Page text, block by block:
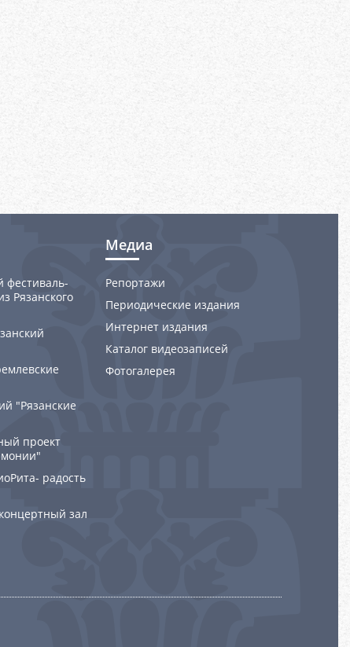
фестиваль-
Рязанского
"Рязанские
проект
радость
зал
Медиа
Репортажи
Периодические издания
Интернет издания
Каталог видеозаписей
Фотогалерея